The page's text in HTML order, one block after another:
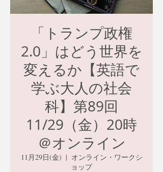
「トランプ政権
2.0」はどう世界を
変えるか【英語で
学ぶ大人の社会
科】第89回
11/29（金）20時
＠オンライン
11月29日(金)
  |
オンライン・ワークシ
ョップ